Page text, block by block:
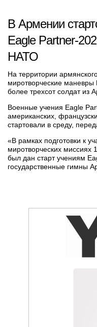
В Армении
Eagle Partner-
НАТО
На территории
миротворческие
более трехсот солдат
Военные учения Eagle
американских,
стартовали в среду,
«В рамках подготовки к
миротворческих миссиях
был дан старт учениям
государственные гимны